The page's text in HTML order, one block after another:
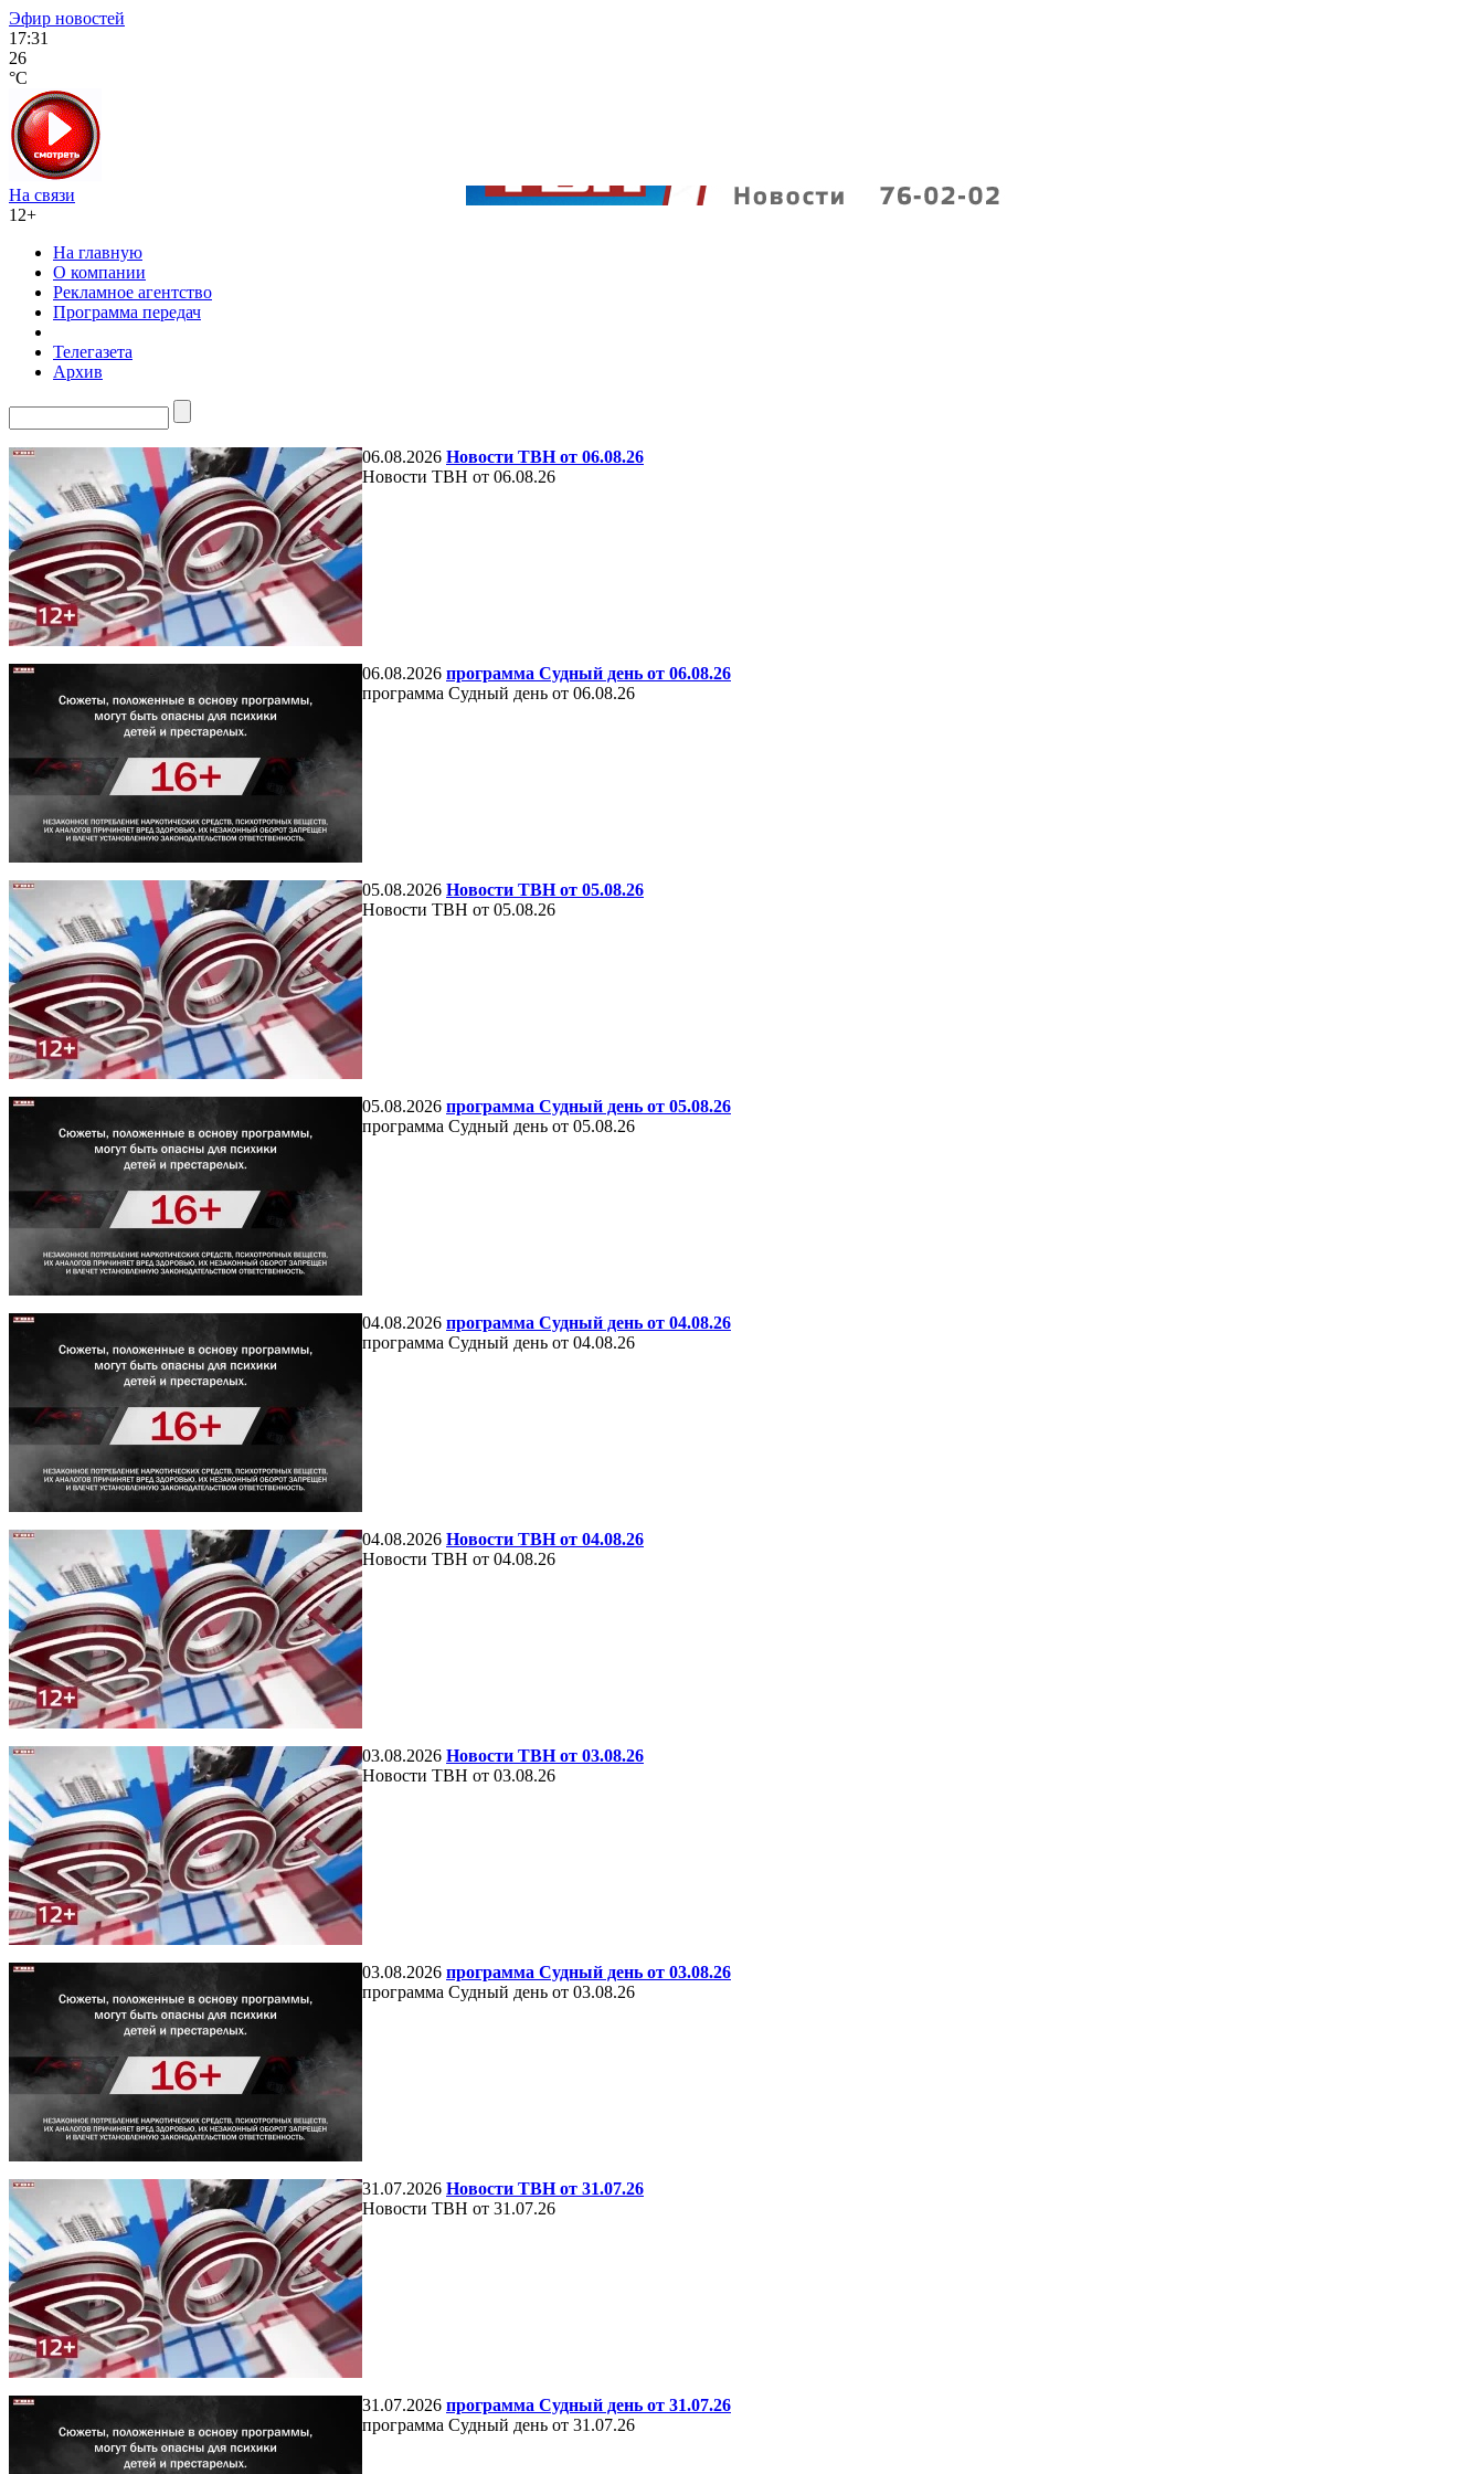
Эфир новостей
17:31
26
°C
На связи
12+
На главную
О компании
Рекламное агентство
Программа передач
Телегазета
Архив
06.08.2026 Новости ТВН от 06.08.26
Новости ТВН от 06.08.26
06.08.2026 программа Судный день от 06.08.26
программа Судный день от 06.08.26
05.08.2026 Новости ТВН от 05.08.26
Новости ТВН от 05.08.26
05.08.2026 программа Судный день от 05.08.26
программа Судный день от 05.08.26
04.08.2026 программа Судный день от 04.08.26
программа Судный день от 04.08.26
04.08.2026 Новости ТВН от 04.08.26
Новости ТВН от 04.08.26
03.08.2026 Новости ТВН от 03.08.26
Новости ТВН от 03.08.26
03.08.2026 программа Судный день от 03.08.26
программа Судный день от 03.08.26
31.07.2026 Новости ТВН от 31.07.26
Новости ТВН от 31.07.26
31.07.2026 программа Судный день от 31.07.26
программа Судный день от 31.07.26